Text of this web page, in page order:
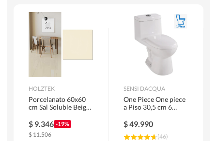
WC y Sanitarios
Pisos Flotantes y Laminados
Pinturas
HOLZTEK
Porcelanato 60x60
cm Sal Soluble Beige
$ 9.346 -19%
$11.506
SENSI DACQUA
One Piece One piece
a Piso 30,5 cm 6
$49.990
(46)